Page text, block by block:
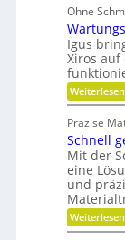
il
d
i
Ohne
Igus
Xiros
Weiterlesen:
r
Präzise
Schnell
Mit der
eine
und
Weiterlesen: